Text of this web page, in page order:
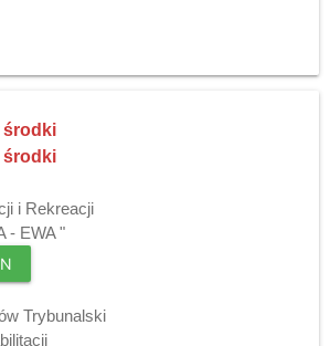
środki
środki
i Rekreacji
- EWA "
Trybunalski